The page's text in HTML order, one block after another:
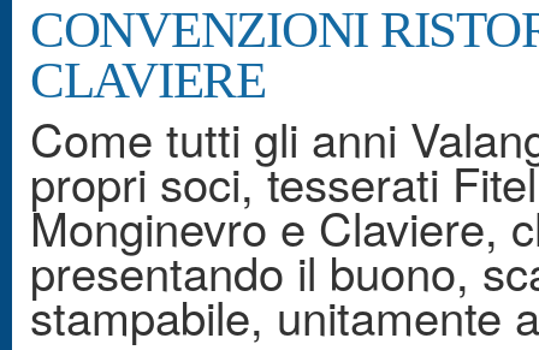
CONVENZIONI
CLAVIERE
Come tutti gli anni
propri soci, tesserati
Monginevro e Claviere,
presentando il buono,
stampabile, unitamente